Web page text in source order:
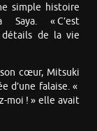
simple histoire
« C’est
de la vie
cœur, Mitsuki
d’une falaise. «
moi ! » elle avait